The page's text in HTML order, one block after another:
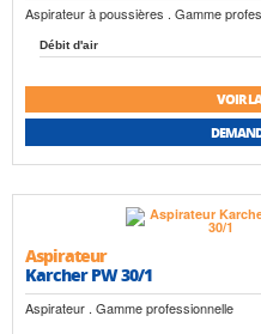
Aspirateur à poussières . Gamme
Débit d'air
VOIR
Aspirateur
Karcher PW 30/1
Aspirateur . Gamme professionnelle